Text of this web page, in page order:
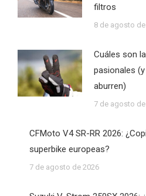
filtros
8 de agosto
Cuáles son
pasionales
aburren)
7 de agosto
CFMoto V4 SR-RR 2026:
superbike europeas?
7 de agosto de 2026